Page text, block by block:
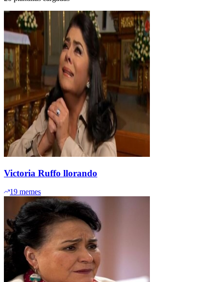
Victoria Ruffo llorando
19 memes